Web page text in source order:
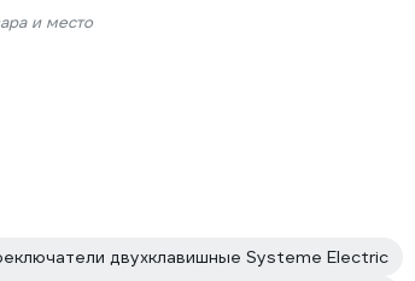
и место
двухклавишные Systeme Electric